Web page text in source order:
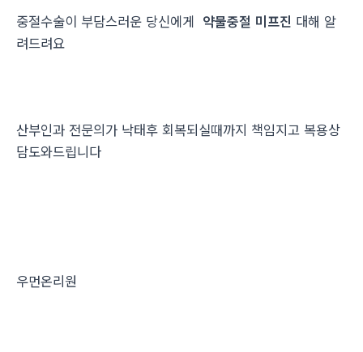
중절수술이 부담스러운 당신에게 약물중절 미프진 대해 알
려드려요
산부인과 전문의가 낙태후 회복되실때까지 책임지고 복용상
담도와드립니다
우먼온리원